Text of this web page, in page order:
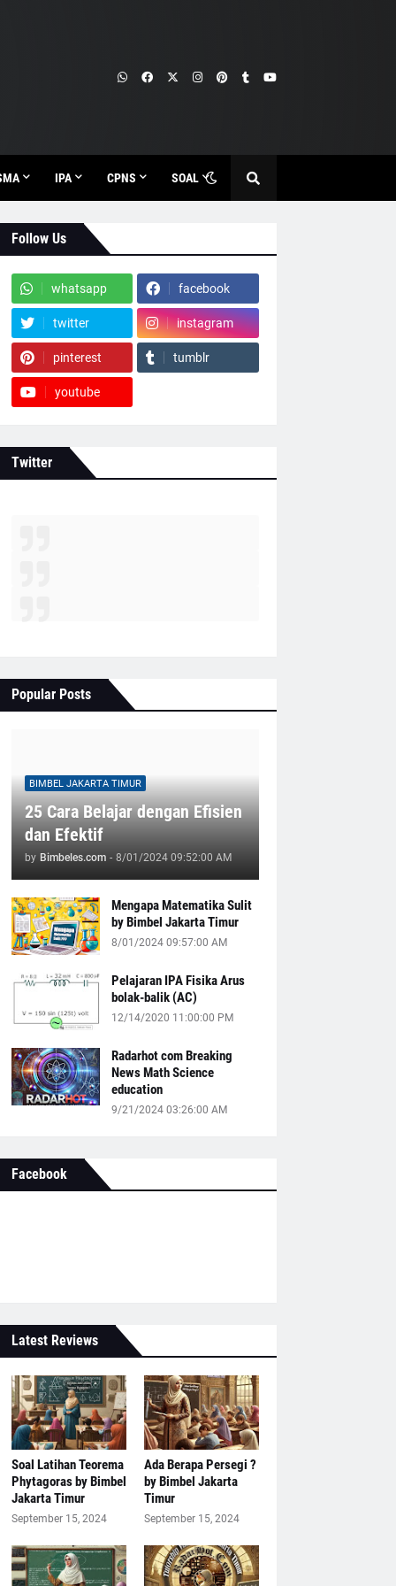
IPA CPNS SOAL
Follow Us
whatsapp facebook
twitter instagram
pinterest tumblr
youtube
Twitter
Popular Posts
BIMBEL JAKARTA TIMUR
25 Cara Belajar dengan Efisien
dan Efektif
by Bimbeles.com - 8/01/2024 09:52:00 AM
Mengapa Matematika Sulit
by Bimbel Jakarta Timur
8/01/2024 09:57:00 AM
Pelajaran IPA Fisika Arus
bolak-balik (AC)
12/14/2020 11:00:00 PM
Radarhot com Breaking
News Math Science
education
9/21/2024 03:26:00 AM
Facebook
Latest Reviews
Soal Latihan Teorema
Phytagoras by Bimbel
Jakarta Timur
September 15, 2024
Ada Berapa Persegi ?
by Bimbel Jakarta
Timur
September 15, 2024